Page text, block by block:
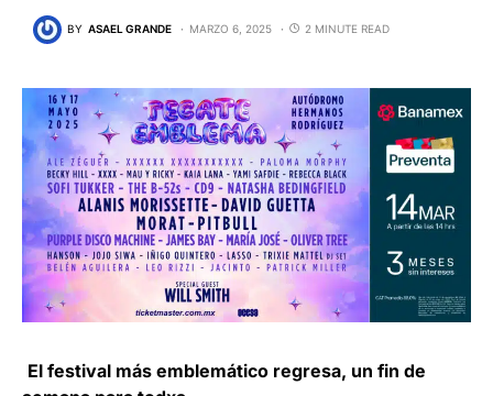
BY ASAEL GRANDE MARZO 6, 2025 2 MINUTE READ
El festival más emblemático regresa, un fin de